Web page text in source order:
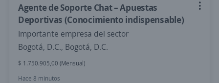
Agente de Soporte Chat – Apuestas
Deportivas (Conocimiento indispensable)
Importante empresa del sector
Bogotá, D.C., Bogotá, D.C.
$ 1.750.905,00 (Mensual)
Hace 8 minutos